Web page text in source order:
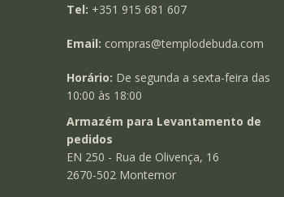
Tel: +351 915 681 607
Email: compras@templodebuda.com
Horário: De segunda a sexta-feira das
10:00 às 18:00
Armazém para Levantamento de
pedidos
EN 250 - Rua de Olivença, 16
2670-502 Montemor